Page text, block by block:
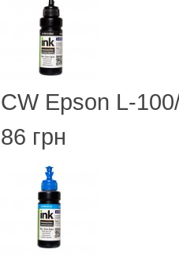
CW Epson L-
86 грн